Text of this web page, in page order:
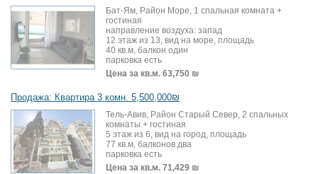
Бат-Ям, Район Море, 1 спальная комната +
гостиная
направление воздуха: запад
12 этаж из 13, вид на море, площадь
40 кв.м, балкон один
парковка есть
Цена за кв.м. 63,750 ₪
Продажа: Квартира 3 комн. 5,500,000₪
Тель-Авив, Район Старый Север, 2 спальных
комнаты + гостиная
5 этаж из 6, вид на город, площадь
77 кв.м, балконов два
парковка есть
Цена за кв.м. 71,429 ₪